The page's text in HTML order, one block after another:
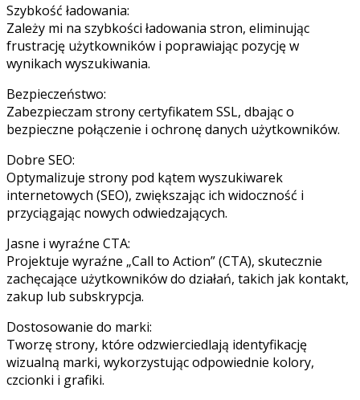
Szybkość ładowania:
Zależy mi na szybkości ładowania stron, eliminując
frustrację użytkowników i poprawiając pozycję w
wynikach wyszukiwania.
Bezpieczeństwo:
Zabezpieczam strony certyfikatem SSL, dbając o
bezpieczne połączenie i ochronę danych użytkowników.
Dobre SEO:
Optymalizuje strony pod kątem wyszukiwarek
internetowych (SEO), zwiększając ich widoczność i
przyciągając nowych odwiedzających.
Jasne i wyraźne CTA:
Projektuje wyraźne „Call to Action” (CTA), skutecznie
zachęcające użytkowników do działań, takich jak kontakt,
zakup lub subskrypcja.
Dostosowanie do marki:
Tworzę strony, które odzwierciedlają identyfikację
wizualną marki, wykorzystując odpowiednie kolory,
czcionki i grafiki.